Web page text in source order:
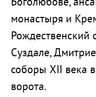
Боголюбове,
монастыря и
Рождественский
Суздале,
соборы XII века
ворота.